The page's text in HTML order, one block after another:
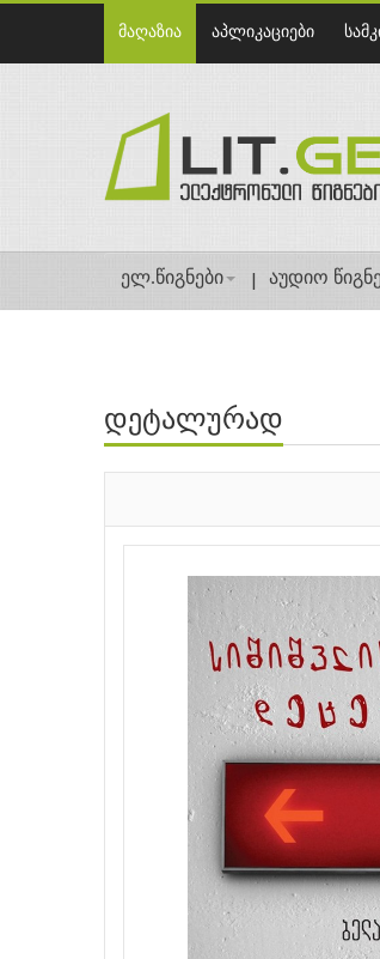
მაღაზია აპლიკაციები
ელ.წიგნები აუდიო
დეტალურად